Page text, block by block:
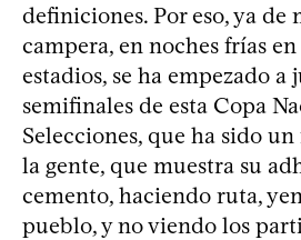
definiciones. Por eso, ya de
campera, en noches frías
estadios, se ha empezado a
semifinales de esta Copa
Selecciones, que ha sido
la gente, que muestra su
cemento, haciendo ruta,
pueblo, y no viendo los